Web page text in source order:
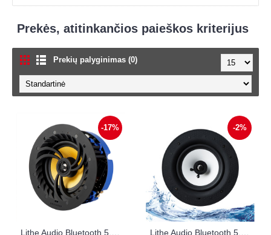
Prekės, atitinkančios paieškos kriterijus
Prekių palyginimas (0)
-17% -2%